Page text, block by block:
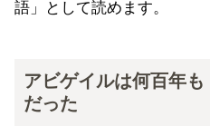
語」として読めます。
アビゲイルは何百年も
だった